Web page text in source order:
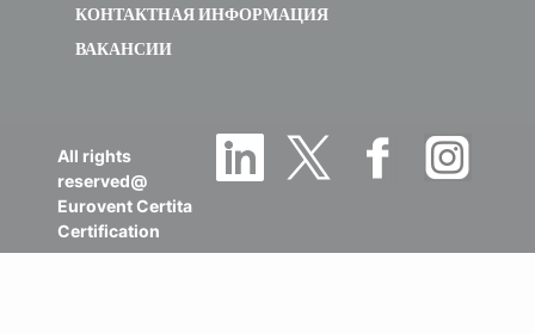
КОНТАКТНАЯ ИНФОРМАЦИЯ
ВАКАНСИИ
All rights
reserved@
Eurovent Certita
Certification